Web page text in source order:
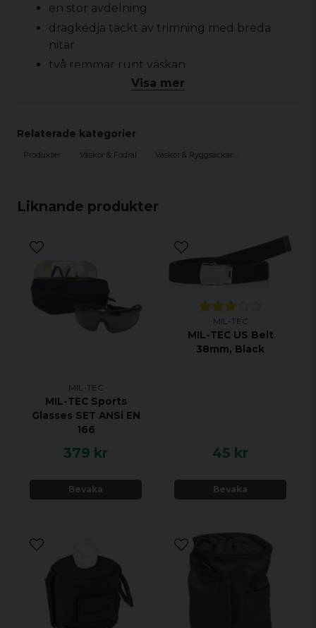
Liknande produkter
MIL-TEC
MIL-TEC Sports
Glasses SET ANSi EN
166
379 kr
Bevaka
MIL-TEC
MIL-TEC US Belt
38mm, Black
45 kr
Bevaka
en stor avdelning
dragkedja täckt av trimning med breda
nitar
två remmar runt väskan
mått: 60 x 40 x 30 cm
material: 100% bomull
Visa mer
Relaterade kategorier
Produkter Väskor & Fodral Väskor & Ryggsäckar